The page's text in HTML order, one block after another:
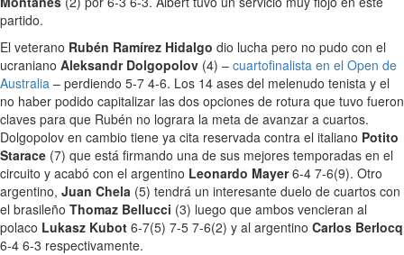
partido.
El veterano Rubén Ramírez Hidalgo dio lucha pero no pudo con el
ucraniano Aleksandr Dolgopolov (4) – cuartofinalista en el Open de
Australia – perdiendo 5-7 4-6. Los 14 ases del melenudo tenista y el
no haber podido capitalizar las dos opciones de rotura que tuvo fueron
claves para que Rubén no lograra la meta de avanzar a cuartos.
Dolgopolov en cambio tiene ya cita reservada contra el italiano Potito
Starace (7) que está firmando una de sus mejores temporadas en el
circuito y acabó con el argentino Leonardo Mayer6-4 7-6(9). Otro
argentino, Juan Chela (5) tendrá un interesante duelo de cuartos con
el brasileño Thomaz Bellucci (3) luego que ambos vencieran al
polaco Lukasz Kubot 6-7(5) 7-5 7-6(2) y al argentino Carlos Berlocq
6-4 6-3 respectivamente.